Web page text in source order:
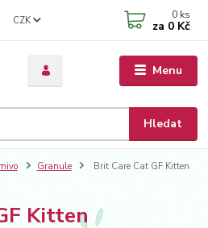
Menu
CZK
Hledat
0 ks
za 0 Kč
Granule
Brit Care Cat GF Kitten
Kitten